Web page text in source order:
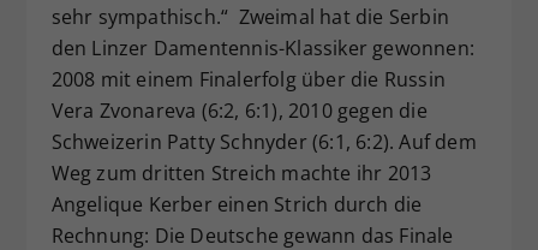
sehr sympathisch.“ Zweimal hat die Serbin
den Linzer Damentennis-Klassiker gewonnen:
2008 mit einem Finalerfolg über die Russin
Vera Zvonareva (6:2, 6:1), 2010 gegen die
Schweizerin Patty Schnyder (6:1, 6:2). Auf dem
Weg zum dritten Streich machte ihr 2013
Angelique Kerber einen Strich durch die
Rechnung: Die Deutsche gewann das Finale